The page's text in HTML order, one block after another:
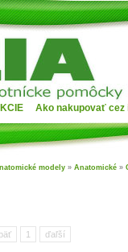
Ako nakupovať cez
modely » Anatomické »
1 ďaľší